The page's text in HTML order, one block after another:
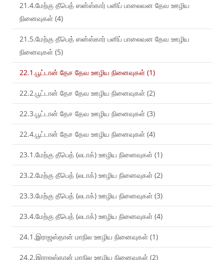
21.4.மேற்கு தீபெத் ஸன்ஸ்கார் பனிப் பாலைவன தேவ ஊழிய
நினைவுகள் (4)
21.5.மேற்கு தீபெத் ஸன்ஸ்கார் பனிப் பாலைவன தேவ ஊழிய
நினைவுகள் (5)
22.1.பூட்டான் தேச தேவ ஊழிய நினைவுகள் (1)
22.2.பூட்டான் தேச தேவ ஊழிய நினைவுகள் (2)
22.3.பூட்டான் தேச தேவ ஊழிய நினைவுகள் (3)
22.4.பூட்டான் தேச தேவ ஊழிய நினைவுகள் (4)
23.1.மேற்கு தீபெத் (லடாக்) ஊழிய நினைவுகள் (1)
23.2.மேற்கு தீபெத் (லடாக்) ஊழிய நினைவுகள் (2)
23.3.மேற்கு தீபெத் (லடாக்) ஊழிய நினைவுகள் (3)
23.4.மேற்கு தீபெத் (லடாக்) ஊழிய நினைவுகள் (4)
24.1.இராஜஸ்தான் மாநில ஊழிய நினைவுகள் (1)
24.2.இராஜஸ்தான் மாநில ஊழிய நினைவுகள் (2)